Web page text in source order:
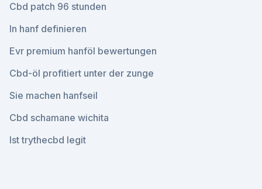
Cbd patch 96 stunden
In hanf definieren
Evr premium hanföl bewertungen
Cbd-öl profitiert unter der zunge
Sie machen hanfseil
Cbd schamane wichita
Ist trythecbd legit